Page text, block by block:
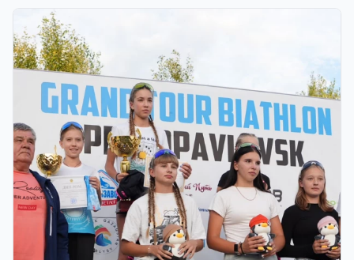
ФИНАЛ: АСТАНАДА GRAND TOUR BIATHLON
ҚОРЫТЫНДЫ КЕЗЕҢІ ӨТЕДІ